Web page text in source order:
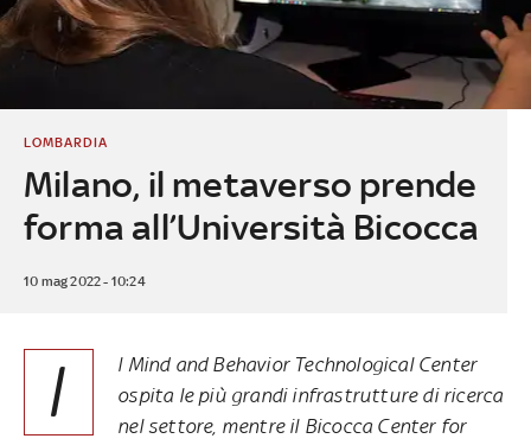
Milano, il metaverso prende
forma all’Università Bicocca
LOMBARDIA
10 mag 2022 - 10:24
I
l Mind and Behavior Technological Center
ospita le più grandi infrastrutture di ricerca
nel settore, mentre il Bicocca Center for